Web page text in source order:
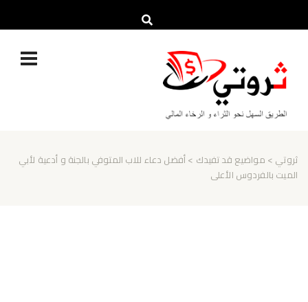
ثروتي > مواضيع قد تفيدك > أفضل دعاء للاب المتوفي بالجنة و أدعية لأبي
الميت بالفردوس الأعلى